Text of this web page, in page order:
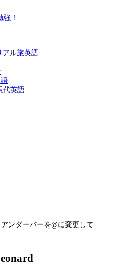
！
アル旅英語
代英語
ンダーバーを@に変更して